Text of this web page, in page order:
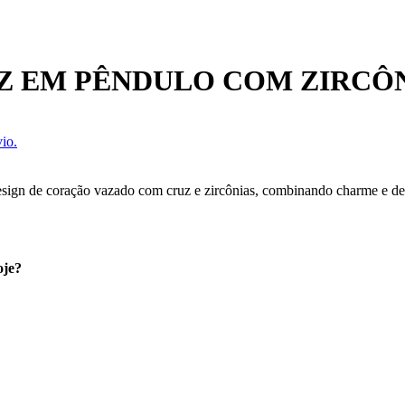
EM PÊNDULO COM
de coração vazado com cruz e zircônias, combinando charme e